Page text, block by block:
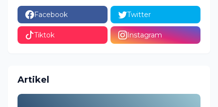
Facebook Twitter
Tiktok Instagram
Artikel